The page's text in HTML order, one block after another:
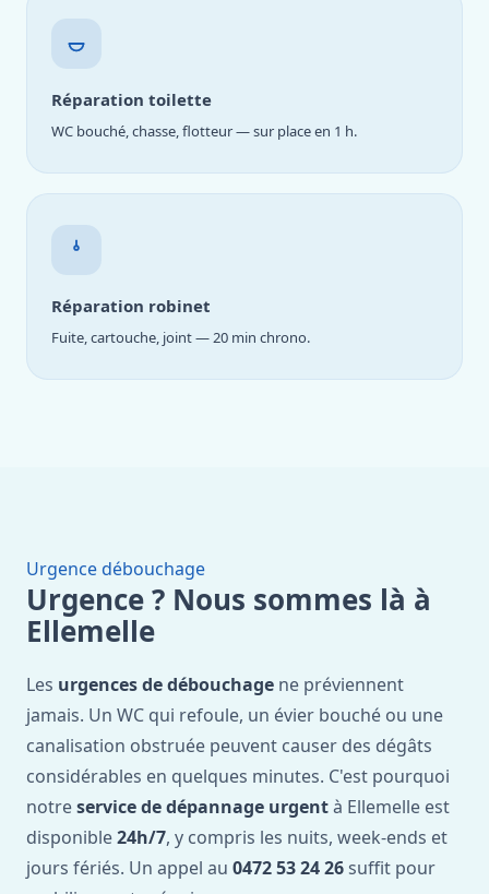
Réparation toilette
WC bouché, chasse, flotteur — sur place en 1 h.
Réparation robinet
Fuite, cartouche, joint — 20 min chrono.
Urgence débouchage
Urgence ? Nous sommes là à
Ellemelle
Les urgences de débouchage ne préviennent
jamais. Un WC qui refoule, un évier bouché ou une
canalisation obstruée peuvent causer des dégâts
considérables en quelques minutes. C'est pourquoi
notreservice de dépannage urgentà Ellemelle est
disponible24h/7, y compris les nuits, week-ends et
jours fériés. Un appel au 0472 53 24 26 suffit pour